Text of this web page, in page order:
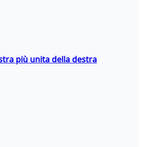
più unita della destra